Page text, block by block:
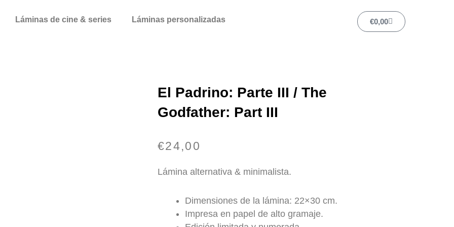
Láminas de cine & series Láminas personalizadas €0,00Carrito
El Padrino: Parte III / The
Godfather: Part III
€24,00
Lámina alternativa & minimalista.
Dimensiones de la lámina: 22×30 cm.
Impresa en papel de alto gramaje.